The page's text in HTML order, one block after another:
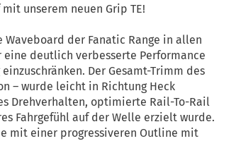
unserem neuen Grip TE!
Waveboard der Fanatic Range in allen
deutlich verbesserte Performance
Der Gesamt-Trimm des
– wurde leicht in Richtung Heck
Drehverhalten, optimierte Rail-To-Rail
Fahrgefühl auf der Welle erzielt wurde.
mit einer progressiveren Outline mit